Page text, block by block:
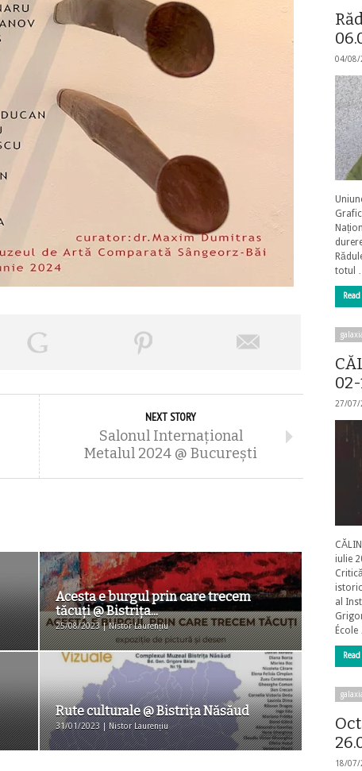
NEXT STORY
Salonul Internațional
Metalul 2024 @ Bucureşti
Acesta e burgul prin care trecem
tăcuţi @ Bistriţa...
25/08/2023 | Nistor Laurențiu
Rute culturale @ Bistriţa Năsăud
31/01/2023 | Nistor Laurențiu
04/08/
totul
27/07/
iulie
al
18/07/